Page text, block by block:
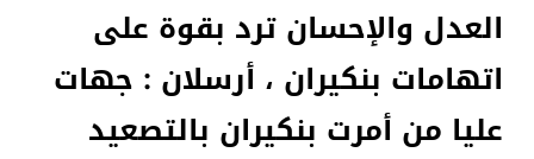
العدل والإحسان ترد بقوة على
اتهامات بنكيران ، أرسلان : جهات
عليا من أمرت بنكيران بالتصعيد